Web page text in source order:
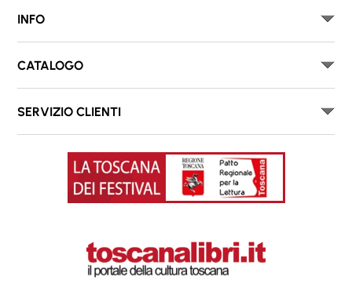
INFO
CATALOGO
SERVIZIO CLIENTI